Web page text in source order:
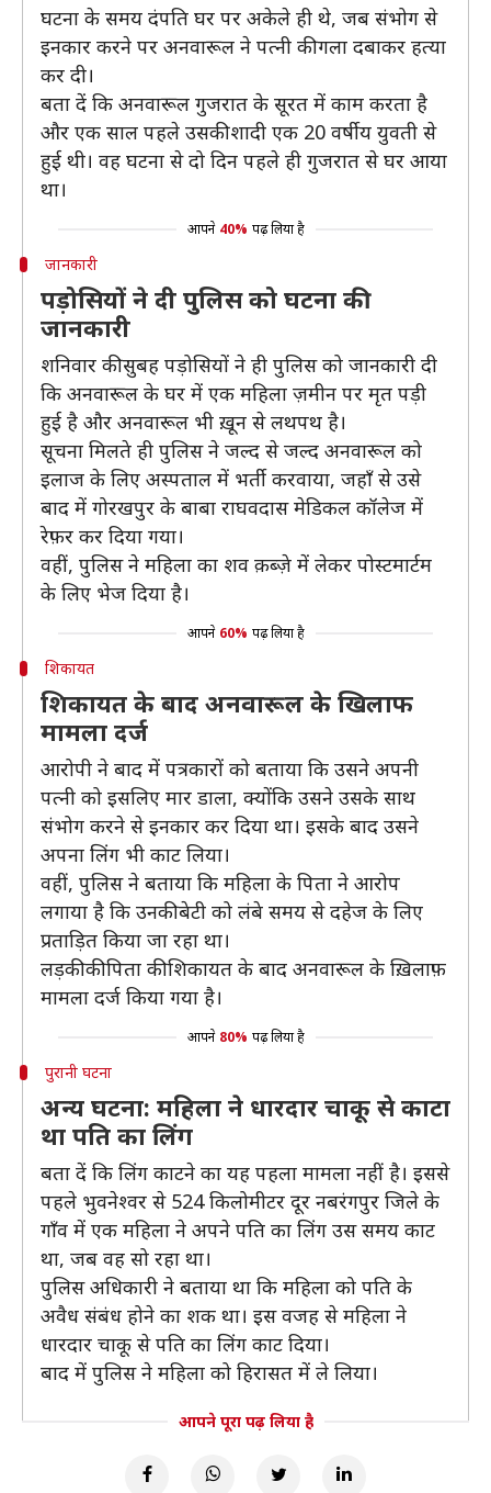
घटना के समय दंपति घर पर अकेले ही थे, जब संभोग से
इनकार करने पर अनवारूल ने पत्नी की गला दबाकर हत्या
कर दी।
बता दें कि अनवारूल गुजरात के सूरत में काम करता है
और एक साल पहले उसकी शादी एक 20 वर्षीय युवती से
हुई थी। वह घटना से दो दिन पहले ही गुजरात से घर आया
था।
आपने 40% पढ़ लिया है
जानकारी
पड़ोसियों ने दी पुलिस को घटना की
जानकारी
शनिवार की सुबह पड़ोसियों ने ही पुलिस को जानकारी दी
कि अनवारूल के घर में एक महिला ज़मीन पर मृत पड़ी
हुई है और अनवारूल भी ख़ून से लथपथ है।
सूचना मिलते ही पुलिस ने जल्द से जल्द अनवारूल को
इलाज के लिए अस्पताल में भर्ती करवाया, जहाँ से उसे
बाद में गोरखपुर के बाबा राघवदास मेडिकल कॉलेज में
रेफ़र कर दिया गया।
वहीं, पुलिस ने महिला का शव क़ब्ज़े में लेकर पोस्टमार्टम
के लिए भेज दिया है।
आपने 60% पढ़ लिया है
शिकायत
शिकायत के बाद अनवारूल के खिलाफ
मामला दर्ज
आरोपी ने बाद में पत्रकारों को बताया कि उसने अपनी
पत्नी को इसलिए मार डाला, क्योंकि उसने उसके साथ
संभोग करने से इनकार कर दिया था। इसके बाद उसने
अपना लिंग भी काट लिया।
वहीं, पुलिस ने बताया कि महिला के पिता ने आरोप
लगाया है कि उनकी बेटी को लंबे समय से दहेज के लिए
प्रताड़ित किया जा रहा था।
लड़की की पिता की शिकायत के बाद अनवारूल के ख़िलाफ़
मामला दर्ज किया गया है।
आपने 80% पढ़ लिया है
पुरानी घटना
अन्य घटना: महिला ने धारदार चाकू से काटा
था पति का लिंग
बता दें कि लिंग काटने का यह पहला मामला नहीं है। इससे
पहले भुवनेश्वर से 524 किलोमीटर दूर नबरंगपुर जिले के
गाँव में एक महिला ने अपने पति का लिंग उस समय काट
था, जब वह सो रहा था।
पुलिस अधिकारी ने बताया था कि महिला को पति के
अवैध संबंध होने का शक था। इस वजह से महिला ने
धारदार चाकू से पति का लिंग काट दिया।
बाद में पुलिस ने महिला को हिरासत में ले लिया।
आपने पूरा पढ़ लिया है